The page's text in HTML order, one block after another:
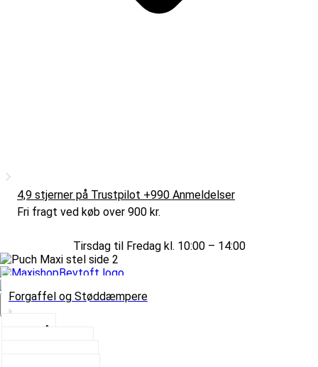
4,9 stjerner på Trustpilot +990 Anmeldelser
Fri fragt ved køb over 900 kr.
Tirsdag til Fredag kl. 10:00 – 14:00
Vælg Kategori
Forgaffel og Støddæmpere
Styrlås